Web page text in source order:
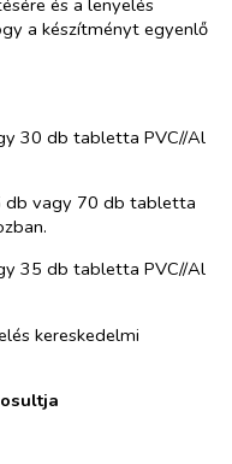
és a lenyelés
a készítményt egyenlő
30 db tabletta PVC//Al
db vagy 70 db tabletta
35 db tabletta PVC//Al
kereskedelmi